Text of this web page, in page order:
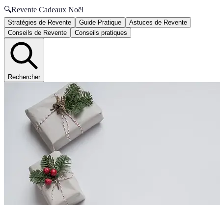
🔍Revente Cadeaux Noël
Stratégies de Revente Guide Pratique
Astuces de Revente
Conseils de Revente
Conseils pratiques
Rechercher